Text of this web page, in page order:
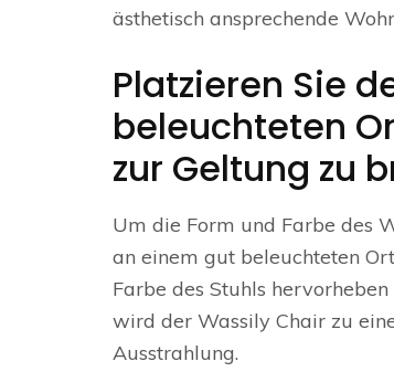
ästhetisch ansprechende
Platzieren Sie
beleuchteten
zur Geltung zu
Um die Form und Farbe des
an einem gut beleuchteten
Farbe des Stuhls
wird der Wassily Chair zu
Ausstrahlung.